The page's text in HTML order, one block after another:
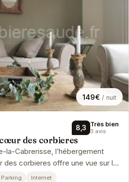
149€ / nuit
8,3 Très bien
3 avis
des corbieres
la-Cabrerisse, l’hébergement
des corbieres offre une vue sur le
Parking Internet